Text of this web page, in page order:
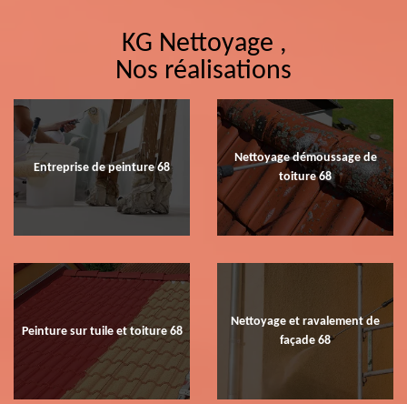
KG Nettoyage ,
Nos réalisations
Entreprise de peinture 68
Nettoyage démoussage de
toiture 68
Peinture sur tuile et toiture 68
Nettoyage et ravalement de
façade 68